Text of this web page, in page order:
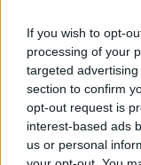
If you wish to opt-
processing of your
targeted
section to confirm
opt-out request is
interest-based ads
us or personal
Γιαννακόπουλος
10 χρόνια
ήξεραν ότι η μπάλα
πορτοκαλί» - Τι
που υπέστη το